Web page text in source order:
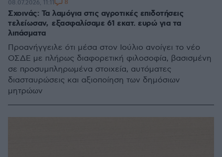
Σχοινάς: Τα λαμόγια στις αγροτικές επιδοτήσεις
τελείωσαν, εξασφαλίσαμε 61 εκατ. ευρώ για τα
λιπάσματα
Προανήγγειλε ότι μέσα στον Ιούλιο ανοίγει το νέο
ΟΣΔΕ με πλήρως διαφορετική φιλοσοφία, βασισμένη
σε προσυμπληρωμένα στοιχεία, αυτόματες
διασταυρώσεις και αξιοποίηση των δημόσιων
μητρώων
08.07.2026, 11:11 8